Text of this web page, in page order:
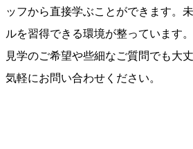
ッフから直接学ぶことができます。
ルを習得できる環境が整っています。
見学のご希望や些細なご質問でも大
気軽にお問い合わせください。